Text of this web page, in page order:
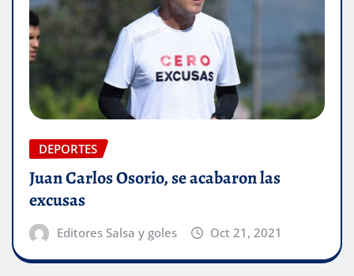
DEPORTES
Juan Carlos Osorio, se acabaron las
excusas
Editores Salsa y goles Oct 21, 2021